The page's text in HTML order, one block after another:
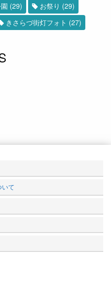
(29) お祭り (29)
きさらづ街灯フォト (27)
て